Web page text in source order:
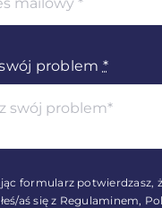
problem *
formularz potwierdzasz,
aś się z Regulaminem,